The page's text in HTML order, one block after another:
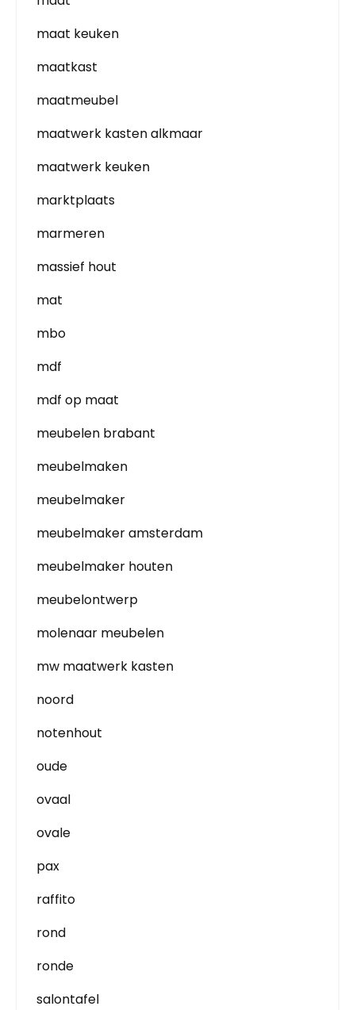
maat keuken
maatkast
maatmeubel
maatwerk kasten alkmaar
maatwerk keuken
marktplaats
marmeren
massief hout
mat
mbo
mdf
mdf op maat
meubelen brabant
meubelmaken
meubelmaker
meubelmaker amsterdam
meubelmaker houten
meubelontwerp
molenaar meubelen
mw maatwerk kasten
noord
notenhout
oude
ovaal
ovale
pax
raffito
rond
ronde
salontafel